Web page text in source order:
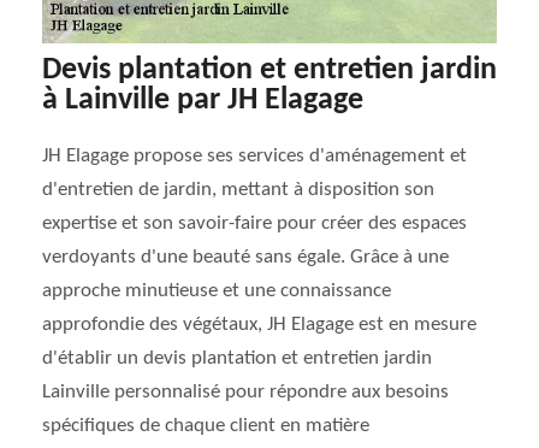
Devis plantation et entretien jardin
à Lainville par JH Elagage
JH Elagage propose ses services d'aménagement et
d'entretien de jardin, mettant à disposition son
expertise et son savoir-faire pour créer des espaces
verdoyants d'une beauté sans égale. Grâce à une
approche minutieuse et une connaissance
approfondie des végétaux, JH Elagage est en mesure
d'établir un devis plantation et entretien jardin
Lainville personnalisé pour répondre aux besoins
spécifiques de chaque client en matière